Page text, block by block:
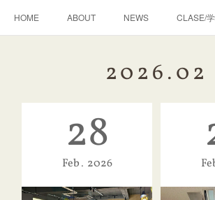
HOME ABOUT NEWS CLASE/
2026.02
28
Feb 2026